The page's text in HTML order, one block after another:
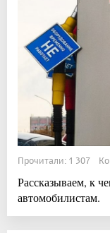
Прочитали: 1 307
Рассказываем, к
автомобилистам.